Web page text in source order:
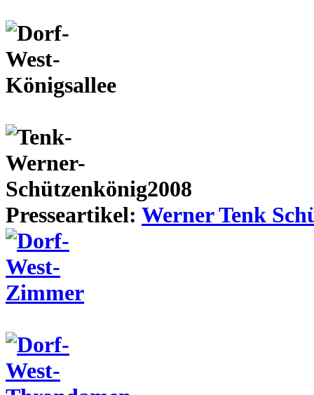
Presseartikel: Werner Tenk